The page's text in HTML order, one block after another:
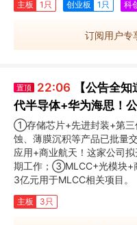
主板 1只 创业板 1只 科
订阅用户专
置顶 22:06
【公告全
代半导体+华为海思！
量交付主流存储及HBM
①存储芯片+先进封装+第三
蚀、薄膜沉积等产品已批量
应用+商业航天！这家公司
期工作；③MLCC+光模块+
3亿元用于MLCC相关项目。
主板 3只